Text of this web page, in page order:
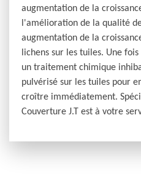
augmentation de la
l'amélioration de la qualité
augmentation de la
lichens sur les tuiles. Une
un traitement chimique
pulvérisé sur les tuiles pour
croître immédiatement.
Couverture J.T est à votre